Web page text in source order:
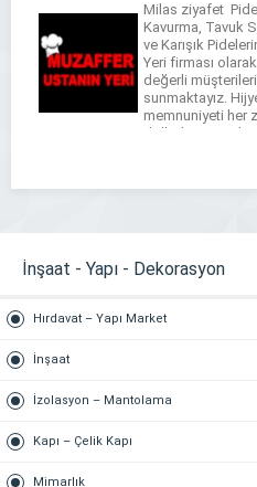
Milas ziyafet
Kavurma, Tavuk
ve Karışık
Yeri firması
değerli
sunmaktayız.
memnuniyeti her
değerli
İnşaat - Yapı - Dekorasyon
Hırdavat – Yapı Market
İnşaat
İzolasyon – Mantolama
Kapı – Çelik Kapı
Mimarlık